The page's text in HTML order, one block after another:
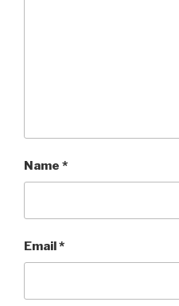
Name *
Email*